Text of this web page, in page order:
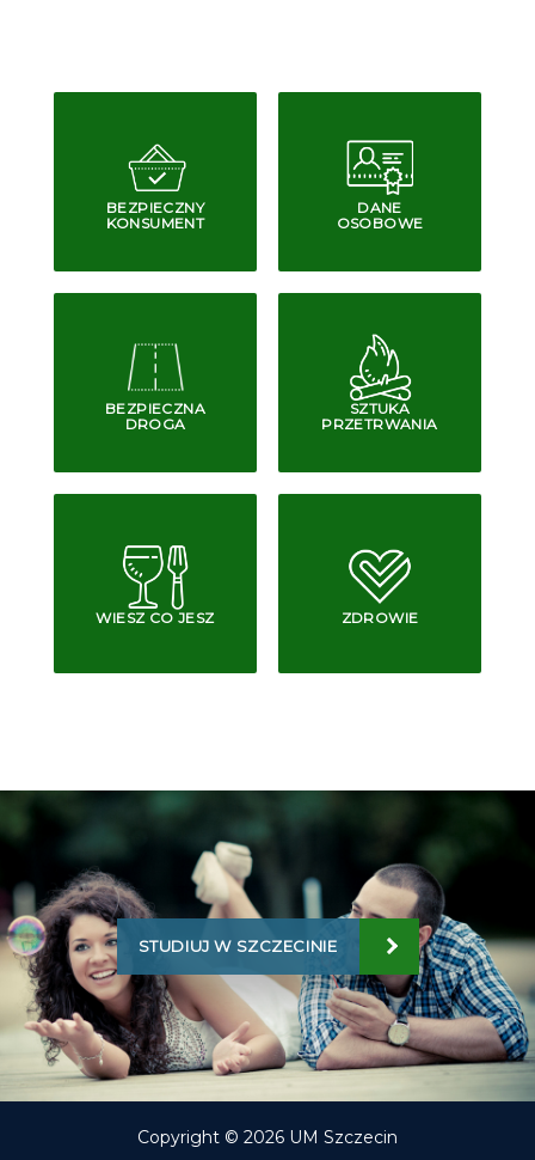
BEZPIECZNY
KONSUMENT
DANE
OSOBOWE
BEZPIECZNA
DROGA
SZTUKA
PRZETRWANIA
WIESZ CO JESZ ZDROWIE
STUDIUJ W SZCZECINIE
Copyright © 2026 UM Szczecin